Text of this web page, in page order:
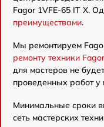
Fagor 1VFE-65 IT X.
преимуществами.
Мы ремонтируем
ремонту техники Fagor
для мастеров не
проведенных работ у
Минимальные сроки
сеть мастерских